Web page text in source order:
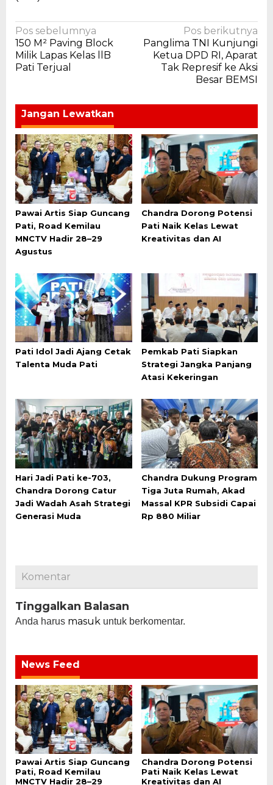
Navigasi
pos
Pos sebelumnya
150 M² Paving Block
Milik Lapas Kelas llB
Pati Terjual
Pos berikutnya
Panglima TNI Kunjungi
Ketua DPD RI, Aparat
Tak Represif ke Aksi
Besar BEMSI
Jangan Lewatkan
Pawai Artis Siap Guncang
Pati, Road Kemilau
MNCTV Hadir 28–29
Agustus
Chandra Dorong Potensi
Pati Naik Kelas Lewat
Kreativitas dan AI
Pati Idol Jadi Ajang Cetak
Talenta Muda Pati
Pemkab Pati Siapkan
Strategi Jangka Panjang
Atasi Kekeringan
Hari Jadi Pati ke-703,
Chandra Dorong Catur
Jadi Wadah Asah Strategi
Generasi Muda
Chandra Dukung Program
Tiga Juta Rumah, Akad
Massal KPR Subsidi Capai
Rp 880 Miliar
Komentar
Tinggalkan Balasan
Anda harus masuk untuk berkomentar.
News Feed
Pawai Artis Siap Guncang
Pati, Road Kemilau
MNCTV Hadir 28–29
Chandra Dorong Potensi
Pati Naik Kelas Lewat
Kreativitas dan AI